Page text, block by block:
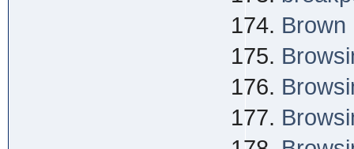
Brown